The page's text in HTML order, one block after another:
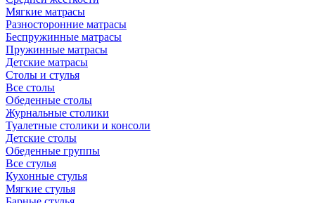
Мягкие матрасы
Разносторонние матрасы
Беспружинные матрасы
Пружинные матрасы
Детские матрасы
Столы и стулья
Все столы
Обеденные столы
Журнальные столики
Туалетные столики и консоли
Детские столы
Обеденные группы
Все стулья
Кухонные стулья
Мягкие стулья